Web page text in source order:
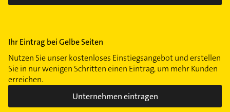
Ihr Eintrag bei Gelbe Seiten
Nutzen Sie unser kostenloses Einstiegsangebot und erstellen
Sie in nur wenigen Schritten einen Eintrag, um mehr Kunden
erreichen.
Unternehmen eintragen